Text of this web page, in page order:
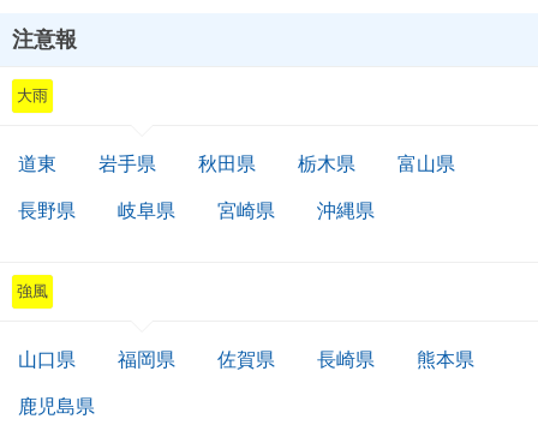
注意報
大雨
道東 岩手県 秋田県 栃木県 富山県
長野県 岐阜県 宮崎県 沖縄県
強風
山口県 福岡県 佐賀県 長崎県 熊本県
鹿児島県